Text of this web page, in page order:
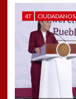
4T CIUDADANOS